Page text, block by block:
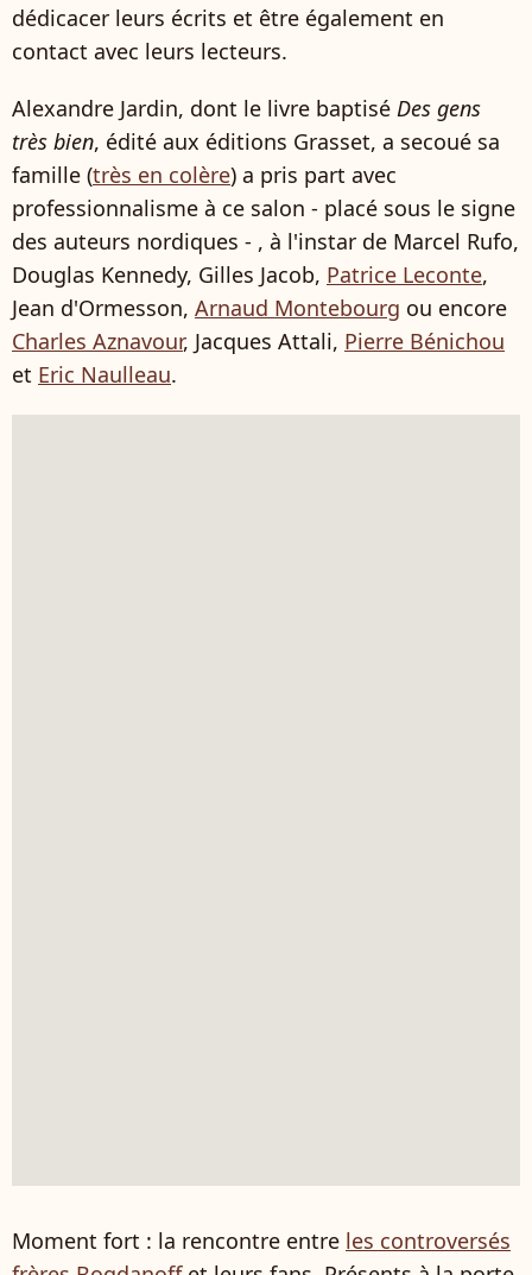
dédicacer leurs écrits et être également en
contact avec leurs lecteurs.
Alexandre Jardin, dont le livre baptisé Des gens
très bien, édité aux éditions Grasset, a secoué sa
famille (très en colère) a pris part avec
professionnalisme à ce salon - placé sous le signe
des auteurs nordiques - , à l'instar de Marcel Rufo,
Douglas Kennedy, Gilles Jacob, Patrice Leconte,
Jean d'Ormesson, Arnaud Montebourg ou encore
Charles Aznavour, Jacques Attali, Pierre Bénichou
et Eric Naulleau.
Moment fort : la rencontre entre les controversés